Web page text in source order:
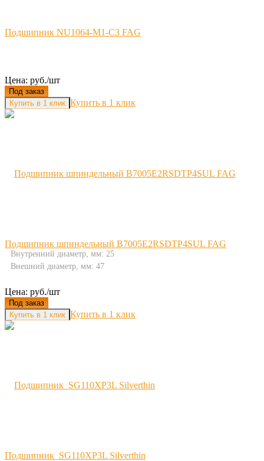
Подшипник NU1064-M1-C3 FAG
Цена: руб./шт
Под заказ
Купить в 1 клик
Подшипник шпиндельный B7005E2RSDTP4SUL FAG
Внутренний диаметр, мм: 25
Внешний диаметр, мм: 47
Цена: руб./шт
Под заказ
Купить в 1 клик
Подшипник SG110XP3L Silverthin